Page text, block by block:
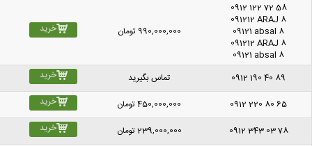
0912 122 72 58
091212 ARAJ 8
09121 absal 8
091212 ARAJ 8
09121 absal 8
990,000,000تومان خرید
0912 190 40 89 تماس بگیرید خرید
0912 220 80 65
450,000,000تومان خرید
0912 343 03 78
239,000,000تومان
خرید